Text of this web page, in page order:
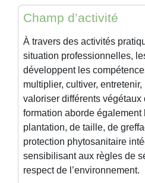
Champ d’activité
À travers des activités
situation professionnelles,
développent les
multiplier, cultiver,
valoriser différents végétaux
formation aborde
plantation, de taille, de
protection phytosanitaire
sensibilisant aux règles de
respect de l’environnement.